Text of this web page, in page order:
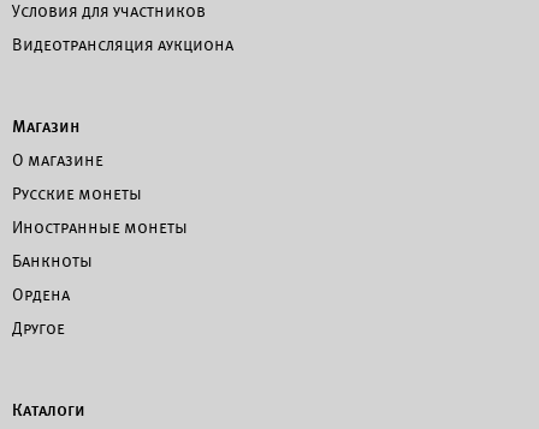
Условия для участников
Видеотрансляция аукциона
Магазин
О магазине
Русские монеты
Иностранные монеты
Банкноты
Ордена
Другое
Каталоги